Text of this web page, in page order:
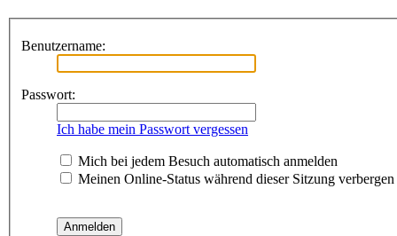
Benutzername:
Passwort:
Ich habe mein Passwort vergessen
Mich bei jedem Besuch automatisch anmelden
Meinen Online-Status während dieser Sitzung verbergen